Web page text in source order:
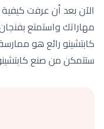
الآن بعد أن عرفت
مهاراتك واستمتع
كابتشينو رائع هو
ستتمكن من صنع